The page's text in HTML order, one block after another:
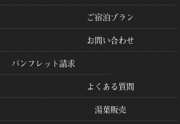
ご宿泊プラン
お問い合わせ
パンフレット請求
よくある質問
湯葉販売